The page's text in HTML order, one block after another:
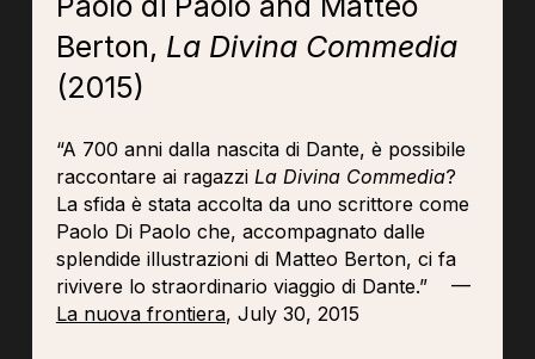
Berton, La Divina Commedia
(2015)
“A 700 anni dalla nascita di Dante, è possibile
raccontare ai ragazzi La Divina Commedia?
La sfida è stata accolta da uno scrittore come
Paolo Di Paolo che, accompagnato dalle
splendide illustrazioni di Matteo Berton, ci fa
rivivere lo straordinario viaggio di Dante.” —
La nuova frontiera, July 30, 2015